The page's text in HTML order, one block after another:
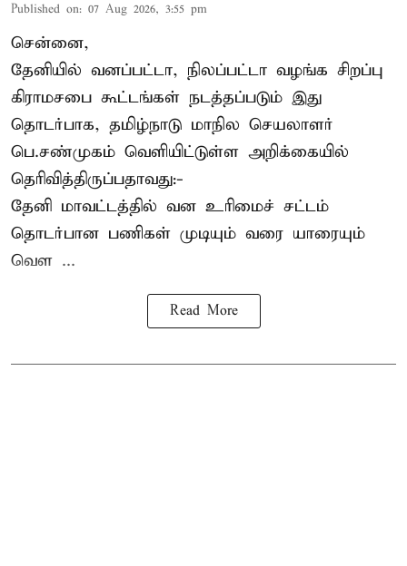
Published on: 07 Aug 2026, 3:55 pm
சென்னை,
தேனியில் வனப்பட்டா, நிலப்பட்டா வழங்க சிறப்பு
கிராமசபை கூட்டங்கள் நடத்தப்படும் இது
தொடர்பாக, தமிழ்நாடு மாநில செயலாளர்
பெ.சண்முகம் வெளியிட்டுள்ள அறிக்கையில்
தெரிவித்திருப்பதாவது:-
தேனி மாவட்டத்தில் வன உரிமைச் சட்டம்
தொடர்பான பணிகள் முடியும் வரை யாரையும்
வெள ...
Read More